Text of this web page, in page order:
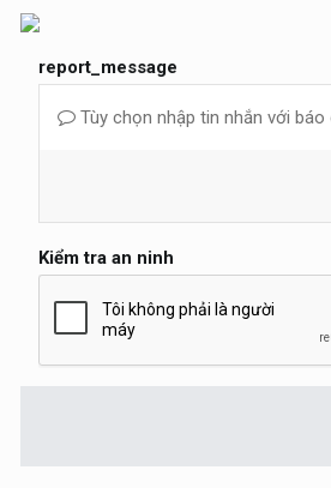
report_message
Tùy chọn nhập tin nhắn với báo
Kiểm tra an ninh